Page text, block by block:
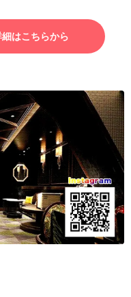
はこちらから